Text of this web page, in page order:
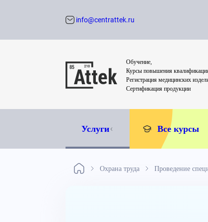
info@centrattek.ru
Обучение,
Курсы повышения
Регистрация медицинских
Сертификация продукции
Услуги Все курсы
Охрана труда Проведение